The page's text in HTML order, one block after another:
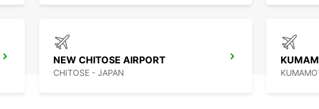
NEW CHITOSE AIRPORT
CHITOSE - JAPAN